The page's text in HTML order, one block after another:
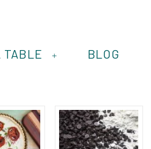
+
TABLE BLOG